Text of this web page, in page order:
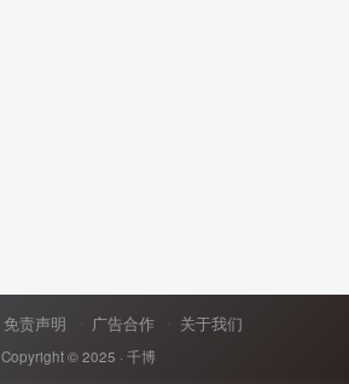
免责声明 广告合作 关于我们
Copyright © 2025 · 千博